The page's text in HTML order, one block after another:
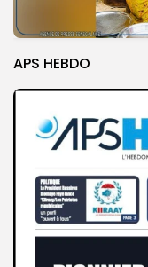
APS HEBDO